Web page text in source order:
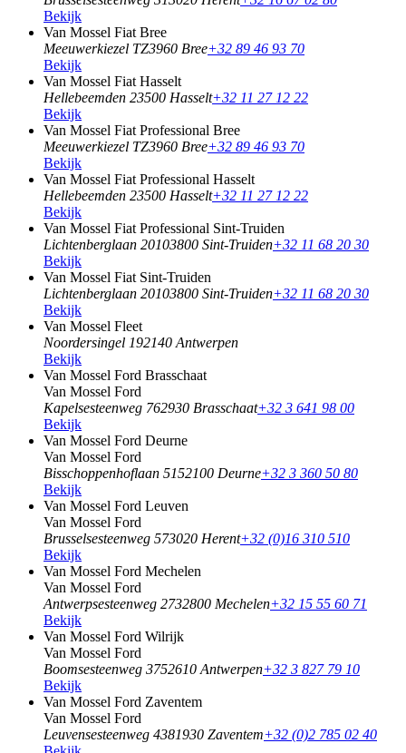
Bekijk
Van Mossel Fiat Bree
Meeuwerkiezel TZ3960 Bree+32 89 46 93 70
Bekijk
Van Mossel Fiat Hasselt
Hellebeemden 23500 Hasselt+32 11 27 12 22
Bekijk
Van Mossel Fiat Professional Bree
Meeuwerkiezel TZ3960 Bree+32 89 46 93 70
Bekijk
Van Mossel Fiat Professional Hasselt
Hellebeemden 23500 Hasselt+32 11 27 12 22
Bekijk
Van Mossel Fiat Professional Sint-Truiden
Lichtenberglaan 20103800 Sint-Truiden+32 11 68 20 30
Bekijk
Van Mossel Fiat Sint-Truiden
Lichtenberglaan 20103800 Sint-Truiden+32 11 68 20 30
Bekijk
Van Mossel Fleet
Noordersingel 192140 Antwerpen
Bekijk
Van Mossel Ford Brasschaat
Van Mossel Ford
Kapelsesteenweg 762930 Brasschaat+32 3 641 98 00
Bekijk
Van Mossel Ford Deurne
Van Mossel Ford
Bisschoppenhoflaan 5152100 Deurne+32 3 360 50 80
Bekijk
Van Mossel Ford Leuven
Van Mossel Ford
Brusselsesteenweg 573020 Herent+32 (0)16 310 510
Bekijk
Van Mossel Ford Mechelen
Van Mossel Ford
Antwerpsesteenweg 2732800 Mechelen+32 15 55 60 71
Bekijk
Van Mossel Ford Wilrijk
Van Mossel Ford
Boomsesteenweg 3752610 Antwerpen+32 3 827 79 10
Bekijk
Van Mossel Ford Zaventem
Van Mossel Ford
Leuvensesteenweg 4381930 Zaventem+32 (0)2 785 02 40